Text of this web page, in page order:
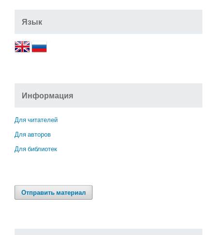
Язык
Информация
Для читателей
Для авторов
Для библиотек
Отправить материал